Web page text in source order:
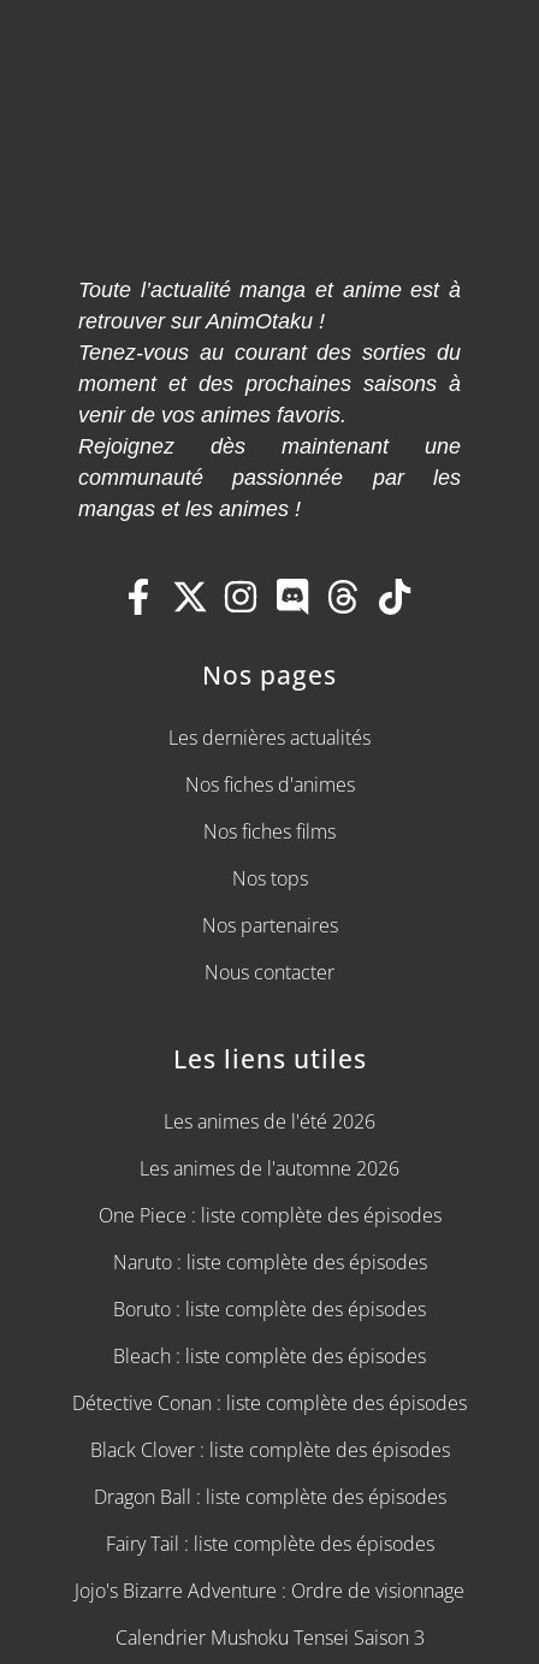
Toute l’actualité manga et anime est à
retrouver sur AnimOtaku !
Tenez-vous au courant des sorties du
moment et des prochaines saisons à
venir de vos animes favoris.
Rejoignez dès maintenant une
communauté passionnée par les
mangas et les animes !
Nos pages
Les dernières actualités
Nos fiches d'animes
Nos fiches films
Nos tops
Nos partenaires
Nous contacter
Les liens utiles
Les animes de l'été 2026
Les animes de l'automne 2026
One Piece : liste complète des épisodes
Naruto : liste complète des épisodes
Boruto : liste complète des épisodes
Bleach : liste complète des épisodes
Détective Conan : liste complète des épisodes
Black Clover : liste complète des épisodes
Dragon Ball : liste complète des épisodes
Fairy Tail : liste complète des épisodes
Jojo's Bizarre Adventure : Ordre de visionnage
Calendrier Mushoku Tensei Saison 3